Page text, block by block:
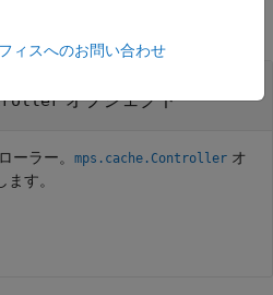
オブジェクト
ーラー。 mps.cache.Controller オ
す。
ィスへのお問い合わせ